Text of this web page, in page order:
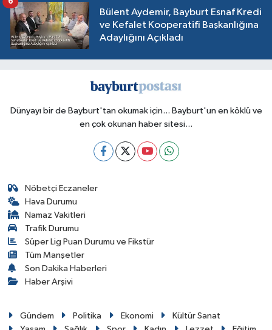
Bülent Aydemir, Bayburt Esnaf Kredi
ve Kefalet Kooperatifi Başkanlığına
Adaylığını Açıkladı
Dünyayı bir de Bayburt'tan okumak için... Bayburt'un en köklü ve
en çok okunan haber sitesi...
Nöbetçi Eczaneler
Hava Durumu
Namaz Vakitleri
Trafik Durumu
Süper Lig Puan Durumu ve Fikstür
Tüm Manşetler
Son Dakika Haberleri
Haber Arşivi
Gündem Politika Ekonomi
Kültür Sanat